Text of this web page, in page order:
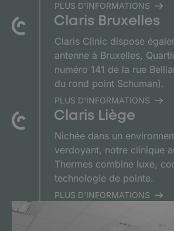
PLUS D'INFORMATIONS
Claris Bruxelles
Claris Clinic dispose
antenne à Bruxelles,
numéro 141 de la rue
du rond point Schuman).
PLUS D'INFORMATIONS
Claris Liège
Nichée dans un
verdoyant, notre clinique
Thermes combine luxe,
technologie de pointe.
PLUS D'INFORMATIONS